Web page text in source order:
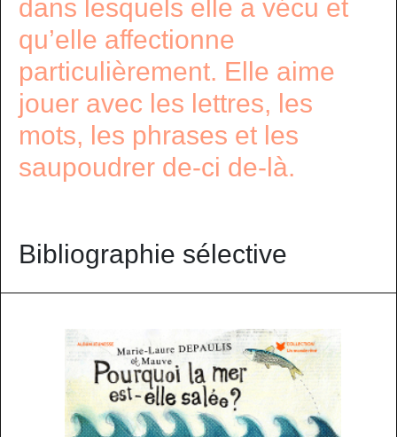
dans lesquels elle a vécu et
qu’elle affectionne
particulièrement. Elle aime
jouer avec les lettres, les
mots, les phrases et les
saupoudrer de-ci de-là.
Bibliographie sélective